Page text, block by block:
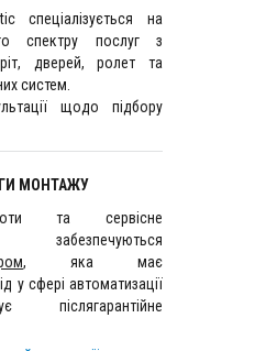
спеціалізується на
спектру послуг з
дверей, ролет та
систем.
щодо підбору
МОНТАЖУ
та сервісне
забезпечуються
, яка має
у сфері автоматизації
післягарантійне